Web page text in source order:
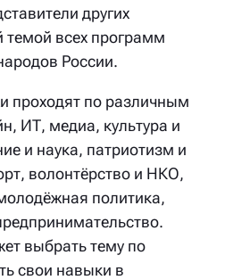
других
темой всех программ
России.
по различным
ИТ, медиа, культура и
и наука, патриотизм и
волонтёрство и НКО,
политика,
выбрать тему по
свои навыки в